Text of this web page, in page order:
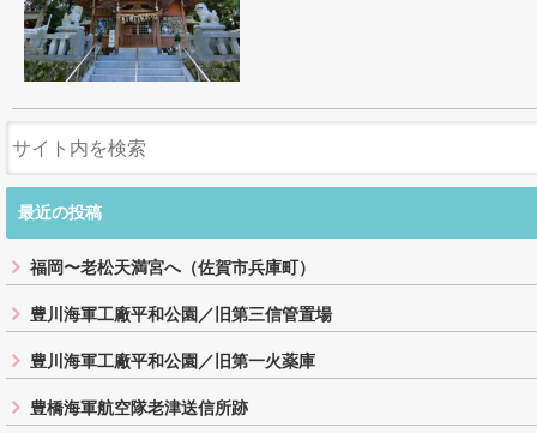
最近の投稿
福岡〜老松天満宮へ（佐賀市兵庫町）
豊川海軍工廠平和公園／旧第三信管置場
豊川海軍工廠平和公園／旧第一火薬庫
豊橋海軍航空隊老津送信所跡